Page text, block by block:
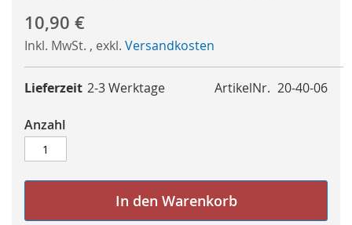
10,90 €
Inkl. MwSt. , exkl. Versandkosten
ArtikelNr. 20-40-06
Lieferzeit 2-3 Werktage
Anzahl
In den Warenkorb